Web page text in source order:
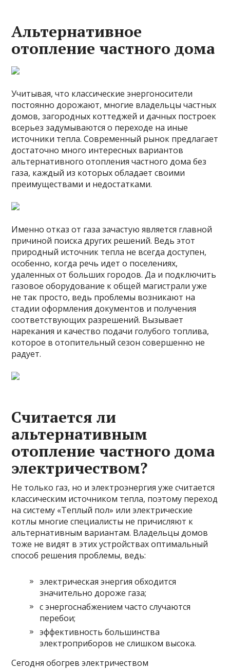
Альтернативное
отопление частного дома
Учитывая, что классические энергоносители
постоянно дорожают, многие владельцы частных
домов, загородных коттеджей и дачных построек
всерьез задумываются о переходе на иные
источники тепла. Современный рынок предлагает
достаточно много интересных вариантов
альтернативного отопления частного дома без
газа, каждый из которых обладает своими
преимуществами и недостатками.
Именно отказ от газа зачастую является главной
причиной поиска других решений. Ведь этот
природный источник тепла не всегда доступен,
особенно, когда речь идет о поселениях,
удаленных от больших городов. Да и подключить
газовое оборудование к общей магистрали уже
не так просто, ведь проблемы возникают на
стадии оформления документов и получения
соответствующих разрешений. Вызывает
нарекания и качество подачи голубого топлива,
которое в отопительный сезон совершенно не
радует.
Считается ли
альтернативным
отопление частного дома
электричеством?
Не только газ, но и электроэнергия уже считается
классическим источником тепла, поэтому переход
на систему «Теплый пол» или электрические
котлы многие специалисты не причисляют к
альтернативным вариантам. Владельцы домов
тоже не видят в этих устройствах оптимальный
способ решения проблемы, ведь:
электрическая энергия обходится
значительно дороже газа;
с энергоснабжением часто случаются
перебои;
эффективность большинства
электроприборов не слишком высока.
Сегодня обогрев электричеством